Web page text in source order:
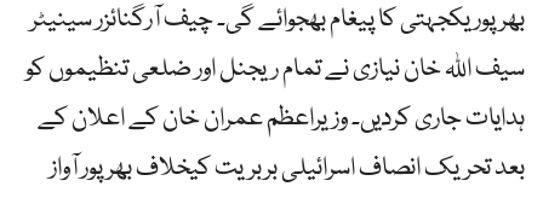
بھرپور یکجہتی کا پیغام بھجوائے گی۔ چیف آرگنائزر سینیٹر
سیف اللہ خان نیازی نے تمام ریجنل اور ضلعی تنظیموں کو
ہدایات جاری کردیں۔ وزیراعظم عمران خان کے اعلان کے
بعد تحریک انصاف اسرائیلی بربریت کیخلاف بھرپور آواز